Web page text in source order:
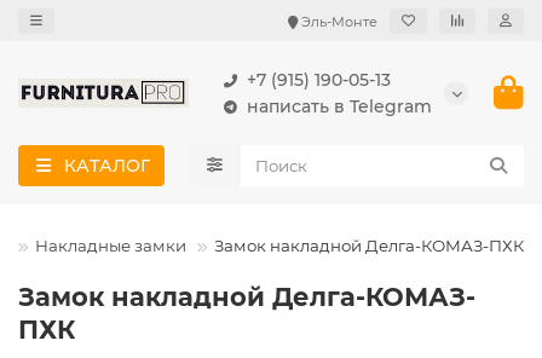
Эль-Монте
+7 (915) 190-05-13
написать в Telegram
КАТАЛОГ
Накладные замки Замок накладной Делга-КОМАЗ-ПХК
Замок накладной Делга-КОМАЗ-
ПХК